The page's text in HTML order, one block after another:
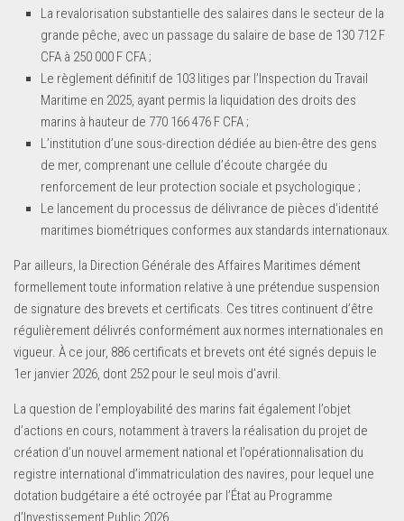
La revalorisation substantielle des salaires dans le secteur de la
grande pêche, avec un passage du salaire de base de 130 712 F
CFA à 250 000 F CFA ;
Le règlement définitif de 103 litiges par l’Inspection du Travail
Maritime en 2025, ayant permis la liquidation des droits des
marins à hauteur de 770 166 476 F CFA ;
L’institution d’une sous-direction dédiée au bien-être des gens
de mer, comprenant une cellule d’écoute chargée du
renforcement de leur protection sociale et psychologique ;
Le lancement du processus de délivrance de pièces d’identité
maritimes biométriques conformes aux standards internationaux.
Par ailleurs, la Direction Générale des Affaires Maritimes dément
formellement toute information relative à une prétendue suspension
de signature des brevets et certificats. Ces titres continuent d’être
régulièrement délivrés conformément aux normes internationales en
vigueur. À ce jour, 886 certificats et brevets ont été signés depuis le
1er janvier 2026, dont 252 pour le seul mois d’avril.
La question de l’employabilité des marins fait également l’objet
d’actions en cours, notamment à travers la réalisation du projet de
création d’un nouvel armement national et l’opérationnalisation du
registre international d’immatriculation des navires, pour lequel une
dotation budgétaire a été octroyée par l’État au Programme
d’Investissement Public 2026.